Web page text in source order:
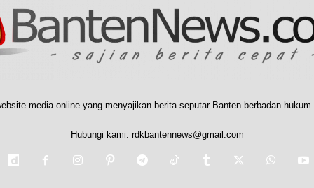
media online yang menyajikan berita seputar Banten berbadan
Hubungi kami: rdkbantennews@gmail.com